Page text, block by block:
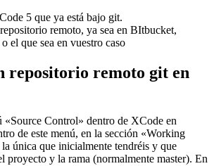
5 que ya está bajo git.
remoto, ya sea en BItbucket,
el que sea en vuestro caso
repositorio remoto git en
«Source Control» dentro de XCode en
de este menú, en la sección «Working
única que inicialmente tendréis y que
proyecto y la rama (normalmente master). En